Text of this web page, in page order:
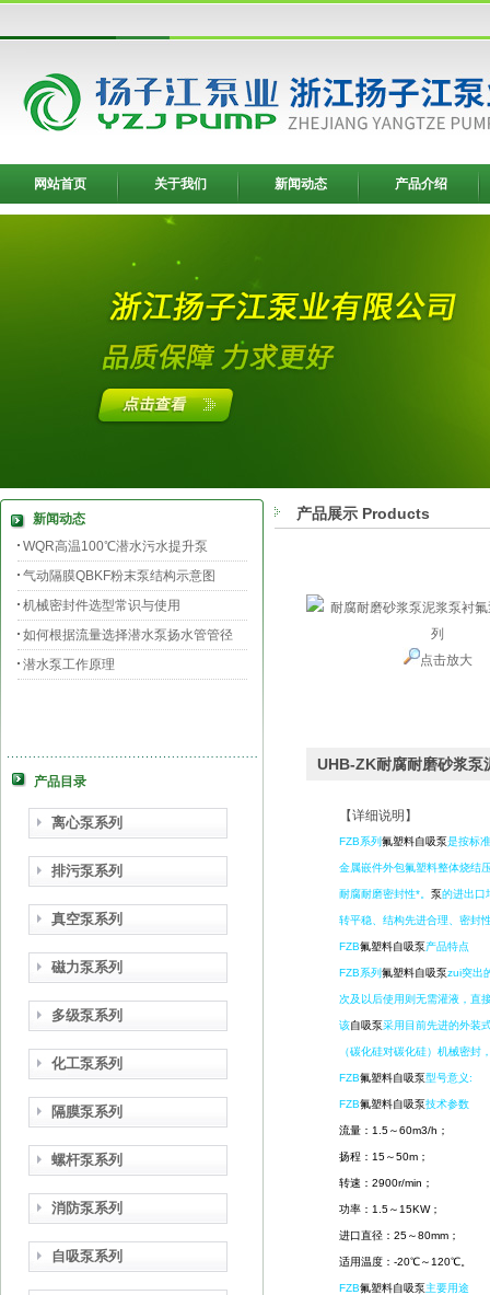
网站首页 关于我们 新闻动态 产品介绍
新闻动态
WQR高温100℃潜水污水提升泵
气动隔膜QBKF粉末泵结构示意图
机械密封件选型常识与使用
如何根据流量选择潜水泵扬水管管径
潜水泵工作原理
产品目录
离心泵系列
排污泵系列
真空泵系列
磁力泵系列
多级泵系列
化工泵系列
隔膜泵系列
螺杆泵系列
消防泵系列
自吸泵系列
产品展示 Products
点击放大
UHB-ZK耐腐耐磨砂浆泵
【详细说明】
FZB系列氟塑料自吸泵是按标
金属嵌件外包氟塑料整体烧结
耐腐耐磨密封性*。 泵的进出口
转平稳、结构先进合理、密封
FZB氟塑料自吸泵产品特点
FZB系列氟塑料自吸泵zui突出
次及以后使用则无需灌液，直
该自吸泵采用目前先进的外装
（碳化硅对碳化硅）机械密封
FZB氟塑料自吸泵型号意义:
FZB氟塑料自吸泵技术参数
流量：1.5～60m3/h；
扬程：15～50m；
转速：2900r/min；
功率：1.5～15KW；
进口直径：25～80mm；
适用温度：-20℃～120℃。
FZB氟塑料自吸泵主要用途